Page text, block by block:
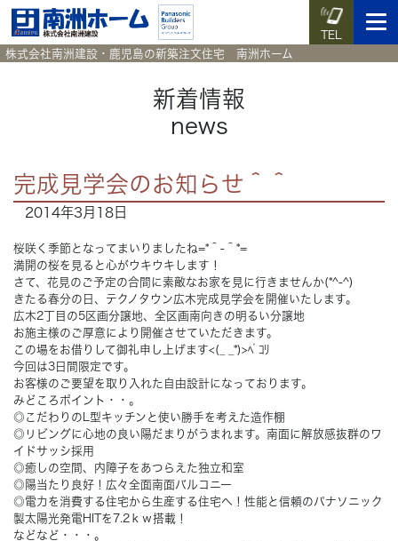
TEL
HOME ホーム
News 新着情報
Works 施工実例集
Voice お客様の声
Blog 暮らしのコラム
Concept
Techno EX テクノストラクチャーEX
株式会社南洲建設・鹿児島の新築注文住宅 南洲ホーム
新着情報
news
完成見学会のお知らせ＾＾
2014年3月18日
桜咲く季節となってまいりましたね=*＾-＾*=
満開の桜を見ると心がウキウキします！
さて、花見のご予定の合間に素敵なお家を見に行きませんか(*^-^)
きたる春分の日、テクノタウン広木完成見学会を開催いたします。
広木2丁目の5区画分譲地、全区画南向きの明るい分譲地
お施主様のご厚意により開催させていただきます。
この場をお借りして御礼申し上げます<(_ _*)>ﾍﾟｺﾘ
今回は3日間限定です。
お客様のご要望を取り入れた自由設計になっております。
みどころポイント・・。
◎こだわりのL型キッチンと使い勝手を考えた造作棚
◎リビングに心地の良い陽だまりがうまれます。南面に解放感抜群のワ
イドサッシ採用
◎癒しの空間、内障子をあつらえた独立和室
◎陽当たり良好！広々全面南面バルコニー
◎電力を消費する住宅から生産する住宅へ！性能と信頼のパナソニック
製太陽光発電HITを7.2ｋｗ搭載！
などなど・・・。